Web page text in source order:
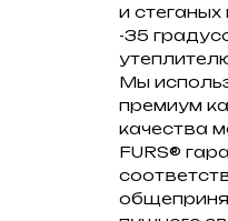
и
-35
Мы
премиум
качества
FURS®